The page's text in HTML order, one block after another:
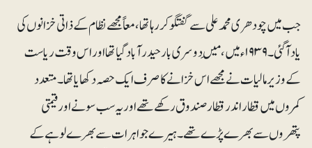
جب میں چودھری محمدعلی سے گفتگو کر رہا تھا، معاً مجھے نظام کے ذاتی خزانوں کی
یاد آگئی۔ ۱۹۳۹ء میں، مَیں دوسری بار حیدرآباد گیا تھا اور اس وقت ریاست
کے وزیرمالیات نے مجھے اس خزانے کا صرف ایک حصہ دکھایا تھا۔ متعدد
کمروں میں قطار اندر قطار صندوق رکھے تھے اور یہ سب سونے اور قیمتی
پتھروں سے بھرے پڑے تھے۔ ہیرے جواہرات سے بھرے لوہے کے